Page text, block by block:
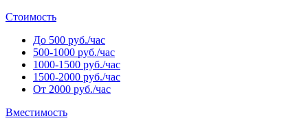
Стоимость
До 500 руб./час
500-1000 руб./час
1000-1500 руб./час
1500-2000 руб./час
От 2000 руб./час
Вместимость